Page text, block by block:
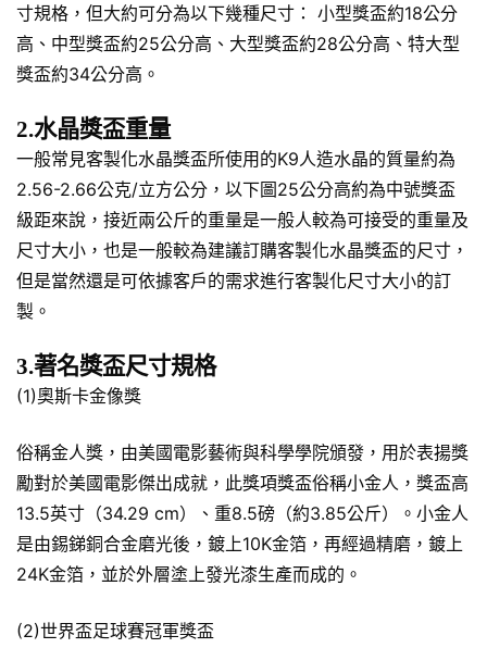
寸規格，但大約可分為以下幾種尺寸： 小型獎盃約18公分
高、中型獎盃約25公分高、大型獎盃約28公分高、特大型
獎盃約34公分高。
2.水晶獎盃重量
一般常見客製化水晶獎盃所使用的K9人造水晶的質量約為
2.56-2.66公克/立方公分，以下圖25公分高約為中號獎盃
級距來說，接近兩公斤的重量是一般人較為可接受的重量及
尺寸大小，也是一般較為建議訂購客製化水晶獎盃的尺寸，
但是當然還是可依據客戶的需求進行客製化尺寸大小的訂
製。
3.著名獎盃尺寸規格
(1)奧斯卡金像獎
俗稱金人獎，由美國電影藝術與科學學院頒發，用於表揚獎
勵對於美國電影傑出成就，此獎項獎盃俗稱小金人，獎盃高
13.5英寸（34.29 cm）、重8.5磅（約3.85公斤）。小金人
是由錫銻銅合金磨光後，鍍上10K金箔，再經過精磨，鍍上
24K金箔，並於外層塗上發光漆生產而成的。
(2)世界盃足球賽冠軍獎盃